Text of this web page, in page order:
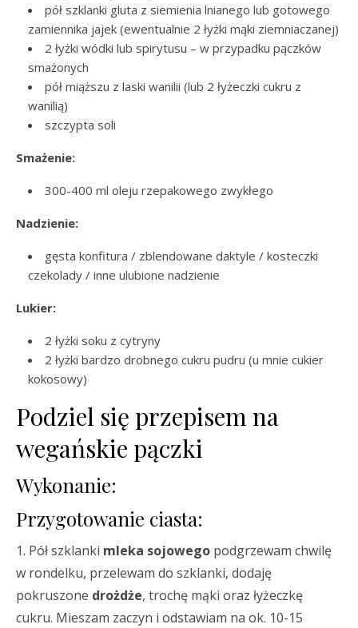
pół szklanki gluta z siemienia lnianego lub gotowego
zamiennika jajek (ewentualnie 2 łyżki mąki ziemniaczanej)
2 łyżki wódki lub spirytusu – w przypadku pączków
smażonych
pół miąższu z laski wanilii (lub 2 łyżeczki cukru z
wanilią)
szczypta soli
Smażenie:
300-400 ml oleju rzepakowego zwykłego
Nadzienie:
gęsta konfitura / zblendowane daktyle / kosteczki
czekolady / inne ulubione nadzienie
Lukier:
2 łyżki soku z cytryny
2 łyżki bardzo drobnego cukru pudru (u mnie cukier
kokosowy)
Podziel się przepisem na
wegańskie pączki
Wykonanie:
Przygotowanie ciasta:
1. Pół szklanki mleka sojowego podgrzewam chwilę
w rondelku, przelewam do szklanki, dodaję
pokruszone drożdże, trochę mąki oraz łyżeczkę
cukru. Mieszam zaczyn i odstawiam na ok. 10-15